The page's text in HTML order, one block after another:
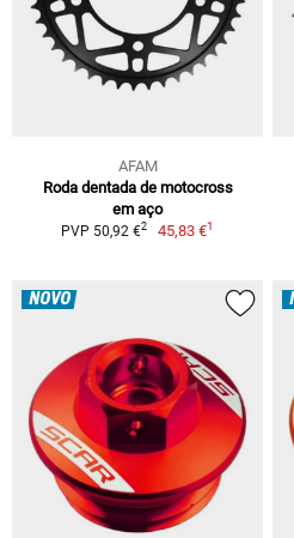
AFAM
Roda dentada de motocross
em aço
PVP 50,92 €2 45,83 €1
NOVO